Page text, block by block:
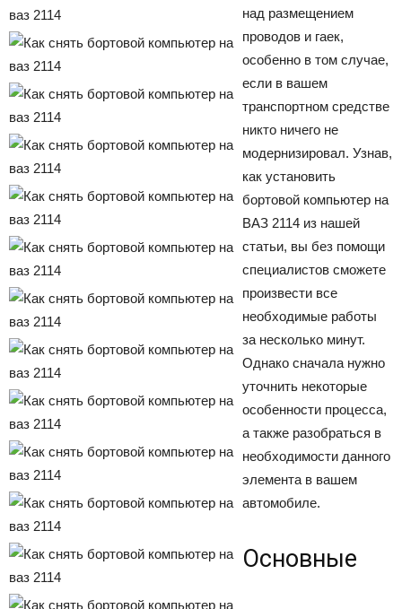
над размещением
проводов и гаек,
особенно в том случае,
если в вашем
транспортном средстве
никто ничего не
модернизировал. Узнав,
как установить
бортовой компьютер на
ВАЗ 2114 из нашей
статьи, вы без помощи
специалистов сможете
произвести все
необходимые работы
за несколько минут.
Однако сначала нужно
уточнить некоторые
особенности процесса,
а также разобраться в
необходимости данного
элемента в вашем
автомобиле.
Основные